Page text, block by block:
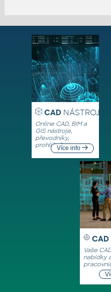
CADNÁSTROJE
Online CAD, BIM a
GIS nástroje,
převodníky,
prohlížečeVíce info
CAD
Vaše
nabídky